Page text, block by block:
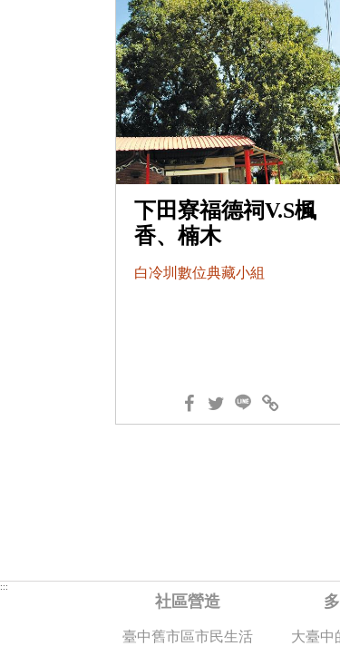
下田寮福德祠V.S楓
香、楠木
白冷圳數位典藏小組
:::
社區營造
臺中舊市區市民生活
大臺中